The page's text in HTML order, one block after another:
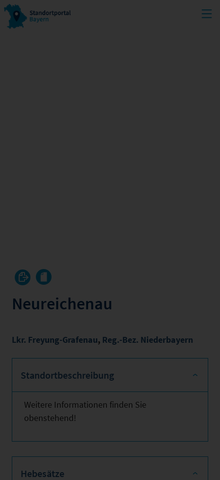
Neureichenau
Lkr. Freyung-Grafenau, Reg.-Bez. Niederbayern
Standortbeschreibung
Weitere Informationen finden Sie
obenstehend!
Hebesätze